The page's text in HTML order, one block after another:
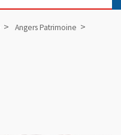
Angers Patrimoine